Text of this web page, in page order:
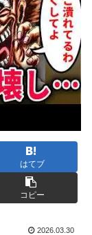
はてブ
コピー
2026.03.30